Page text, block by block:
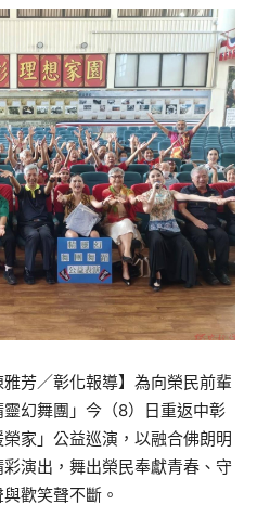
雅芳／彰化報導】為向榮民前輩
幻舞團」今（8）日重返中彰
家」公益巡演，以融合佛朗明
演出，舞出榮民奉獻青春、守
歡笑聲不斷。